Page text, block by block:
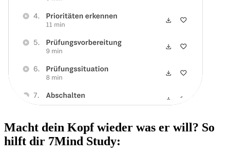
Macht dein Kopf wieder was er will? So
hilft dir 7Mind Study: